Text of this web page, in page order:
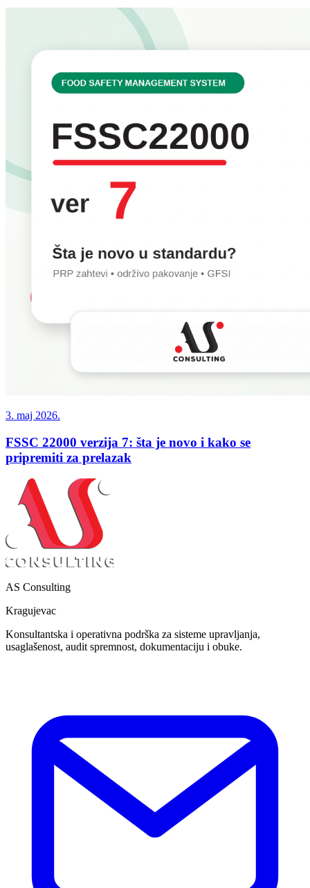
3. maj 2026.
FSSC 22000 verzija 7: šta je novo i kako se
pripremiti za prelazak
AS Consulting
Kragujevac
Konsultantska i operativna podrška za sisteme upravljanja,
usaglašenost, audit spremnost, dokumentaciju i obuke.